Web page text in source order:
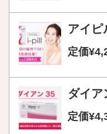
アイピ
定価
ダイア
定価